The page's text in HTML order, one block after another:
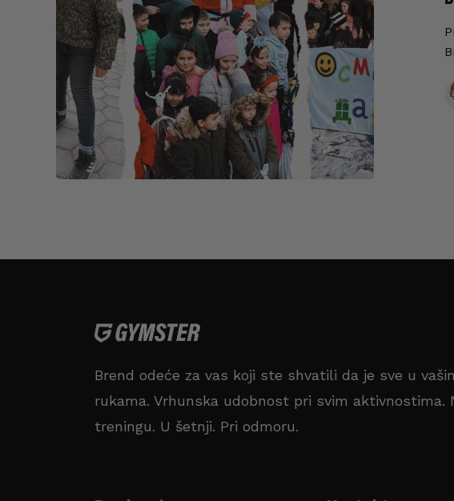
Brend odeće za vas koji ste shvatili da je sve u
rukama. Vrhunska udobnost pri svim aktivnostima.
treningu. U šetnji. Pri odmoru.